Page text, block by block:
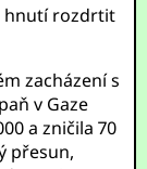
hnutí rozdrtit
zacházení s
v Gaze
a zničila 70
přesun,